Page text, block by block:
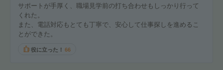
サポートが手厚く、職場見学前の打ち合わせもしっかり行って
くれた。
また、電話対応もとても丁寧で、安心して仕事探しを進めるこ
とができた。
役に立った！ 66